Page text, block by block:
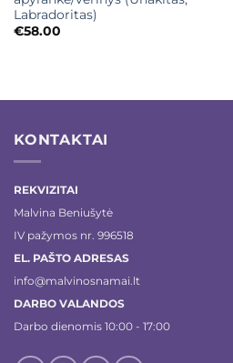
Labradoritas)
€58.00
KONTAKTAI
REKVIZITAI
Malvina Beniušytė
IV pažymos nr. 996518
EL. PAŠTO ADRESAS
info@malvinosnamai.lt
DARBO VALANDOS
Darbo dienomis 10:00 - 17:00